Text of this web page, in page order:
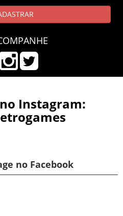
Instagram:
no Facebook